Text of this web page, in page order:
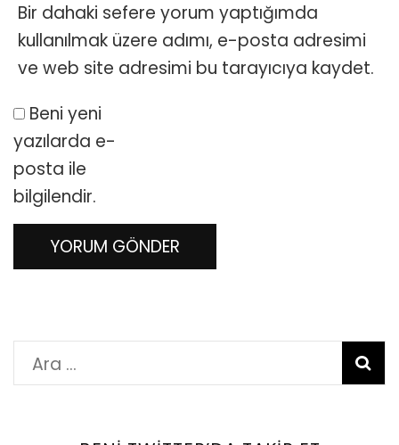
Bir dahaki sefere yorum yaptığımda
kullanılmak üzere adımı, e-posta adresimi
ve web site adresimi bu tarayıcıya kaydet.
Beni yeni
yazılarda e-
posta ile
bilgilendir.
Arama: